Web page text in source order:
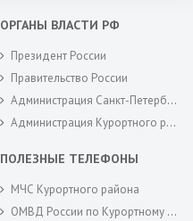
ОРГАНЫ ВЛАСТИ РФ
Президент России
Правительство России
Администрация Санкт-Петербурга
Администрация Курортного района Санкт-Петербурга
ПОЛЕЗНЫЕ ТЕЛЕФОНЫ
МЧС Курортного района
ОМВД России по Курортному району